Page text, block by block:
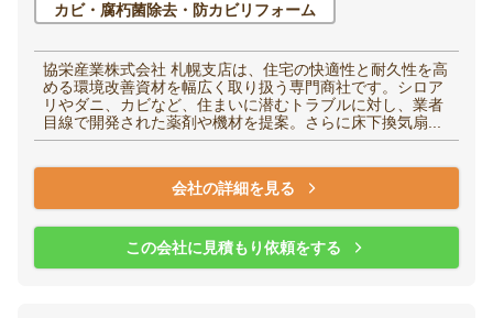
カビ・腐朽菌除去・防カビリフォーム
協栄産業株式会社 札幌支店は、住宅の快適性と耐久性を高
める環境改善資材を幅広く取り扱う専門商社です。シロア
リやダニ、カビなど、住まいに潜むトラブルに対し、業者
目線で開発された薬剤や機材を提案。さらに床下換気扇...
会社の詳細を見る
この会社に見積もり依頼をする